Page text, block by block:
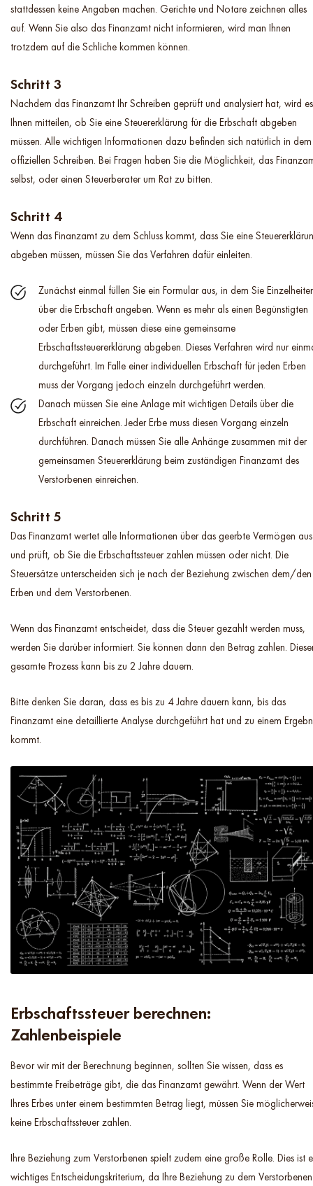
stattdessen keine Angaben machen. Gerichte und Notare zeichnen alles
auf. Wenn Sie also das Finanzamt nicht informieren, wird man Ihnen
trotzdem auf die Schliche kommen können.
Schritt 3
Nachdem das Finanzamt Ihr Schreiben geprüft und analysiert hat, wird es
Ihnen mitteilen, ob Sie eine Steuererklärung für die Erbschaft abgeben
müssen. Alle wichtigen Informationen dazu befinden sich natürlich in dem
offiziellen Schreiben. Bei Fragen haben Sie die Möglichkeit, das
selbst, oder einen Steuerberater um Rat zu bitten.
Schritt 4
Wenn das Finanzamt zu dem Schluss kommt, dass Sie eine
abgeben müssen, müssen Sie das Verfahren dafür einleiten.
Zunächst einmal füllen Sie ein Formular aus, in dem Sie
über die Erbschaft angeben. Wenn es mehr als einen Begünstigten
oder Erben gibt, müssen diese eine gemeinsame
Erbschaftssteuererklärung abgeben. Dieses Verfahren wird nur
durchgeführt. Im Falle einer individuellen Erbschaft für jeden Erben
muss der Vorgang jedoch einzeln durchgeführt werden.
Danach müssen Sie eine Anlage mit wichtigen Details über die
Erbschaft einreichen. Jeder Erbe muss diesen Vorgang einzeln
durchführen. Danach müssen Sie alle Anhänge zusammen mit der
gemeinsamen Steuererklärung beim zuständigen Finanzamt des
Verstorbenen einreichen.
Schritt 5
Das Finanzamt wertet alle Informationen über das geerbte Vermögen aus
und prüft, ob Sie die Erbschaftssteuer zahlen müssen oder nicht. Die
Steuersätze unterscheiden sich je nach der Beziehung zwischen dem/den
Erben und dem Verstorbenen.
Wenn das Finanzamt entscheidet, dass die Steuer gezahlt werden muss,
werden Sie darüber informiert. Sie können dann den Betrag zahlen.
gesamte Prozess kann bis zu 2 Jahre dauern.
Bitte denken Sie daran, dass es bis zu 4 Jahre dauern kann, bis das
Finanzamt eine detaillierte Analyse durchgeführt hat und zu einem
kommt.
Erbschaftssteuer berechnen:
Zahlenbeispiele
Bevor wir mit der Berechnung beginnen, sollten Sie wissen, dass es
bestimmte Freibeträge gibt, die das Finanzamt gewährt. Wenn der Wert
Ihres Erbes unter einem bestimmten Betrag liegt, müssen Sie
keine Erbschaftssteuer zahlen.
Ihre Beziehung zum Verstorbenen spielt zudem eine große Rolle. Dies ist
wichtiges Entscheidungskriterium, da Ihre Beziehung zu dem Verstorbenen